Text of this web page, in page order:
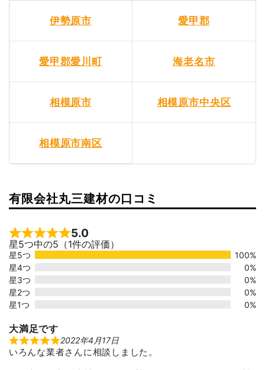
伊勢原市 愛甲郡
愛甲郡愛川町 海老名市
相模原市 相模原市中央区
相模原市南区
有限会社丸三建材の口コミ
Rated 5 out of 5
5.0
星5つ中の5（1件の評価）
星5つ
100%
星4つ
0%
星3つ
0%
星2つ
0%
星1つ
0%
大満足です
R
a
2022年4月17日
いろんな業者さんに相談しました。